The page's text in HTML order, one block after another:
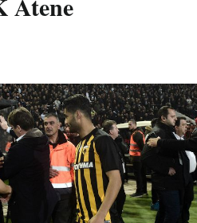
Media
Mondiali calcio 2026